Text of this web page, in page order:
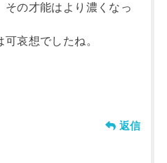
の才能はより濃くなっ
哀想でしたね。
返信